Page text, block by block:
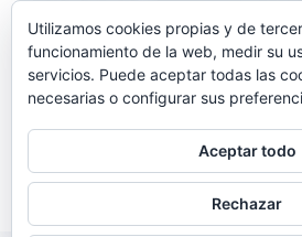
Cuatro años después de su último
of Meninos», Pedro Gonçalves y Tó
es lo mismo Dead Combo, volvieron
2018 con «Odeon Hotel», un disco
portugués que sus anteriores
Noemí Sánchez
28/01/2019
Utilizamos cookies propias y de
funcionamiento de la web, medir su
servicios. Puede aceptar todas las
necesarias o configurar sus
Aceptar todo
Rechazar